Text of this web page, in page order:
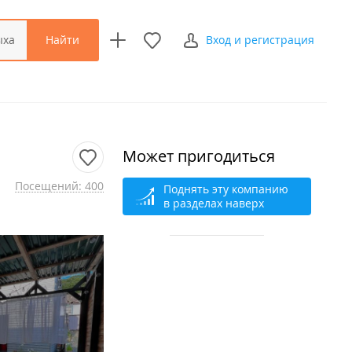
Найти Вход и регистрация
Посещений: 400
Может пригодиться
Поднять эту компанию
в разделах наверх